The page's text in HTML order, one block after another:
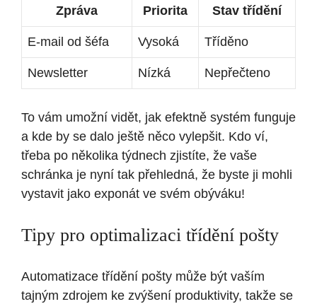
Zpráva Priorita Stav třídění
E-mail od šéfa Vysoká Tříděno
Newsletter Nízká Nepřečteno
To vám umožní vidět, jak efektně systém funguje
a kde by se dalo ještě něco vylepšit. Kdo ví,
třeba po několika týdnech zjistíte, že vaše
schránka je nyní tak přehledná, že byste ji mohli
vystavit jako exponát ve svém obýváku!
Tipy pro optimalizaci třídění pošty
Automatizace třídění pošty může být vaším
tajným zdrojem ke zvýšení produktivity, takže se